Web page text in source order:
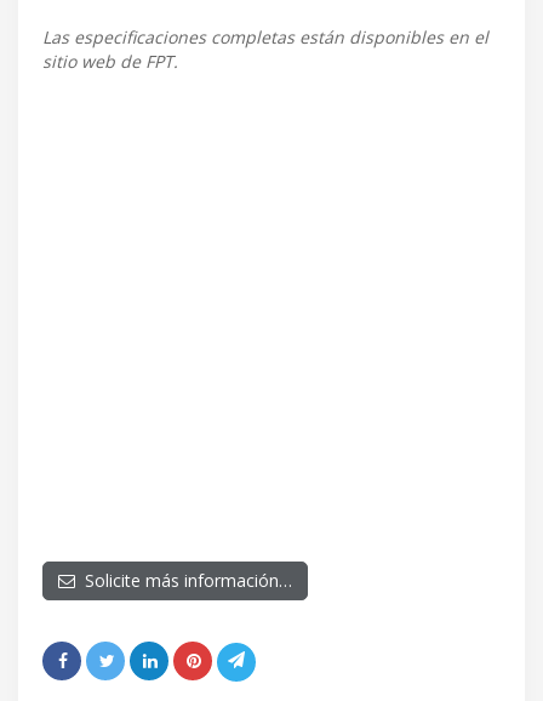
Las especificaciones completas están disponibles en el
sitio web de FPT.
Solicite más información…